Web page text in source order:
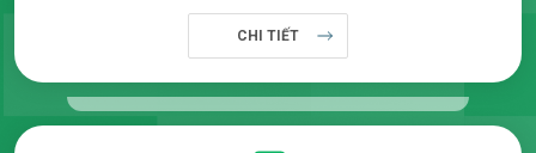
CHI TIẾT